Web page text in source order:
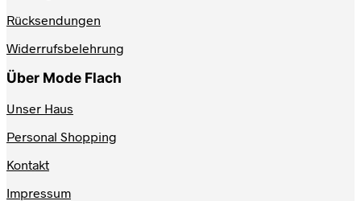
Rücksendungen
Widerrufsbelehrung
Über Mode Flach
Unser Haus
Personal Shopping
Kontakt
Impressum